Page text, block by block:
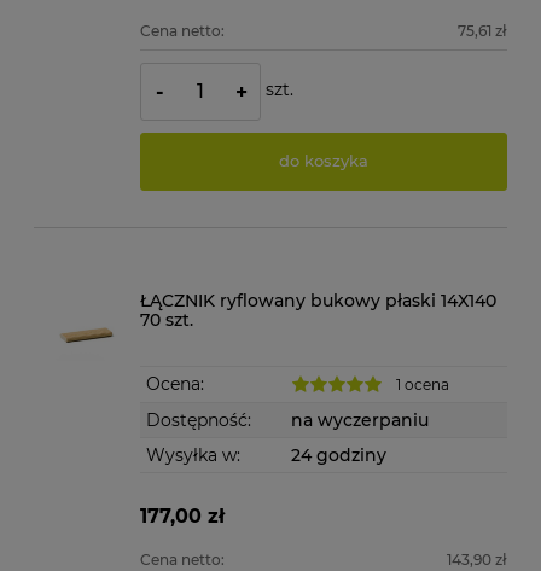
Cena netto: 75,61 zł
- + szt.
do koszyka
ŁĄCZNIK ryflowany bukowy płaski 14X140
70 szt.
Ocena: 1 ocena
Dostępność:
na wyczerpaniu
Wysyłka w:
24 godziny
177,00 zł
Cena netto: 143,90 zł